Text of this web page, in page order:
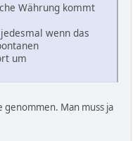
Währung kommt
wenn das
um
Man muss ja